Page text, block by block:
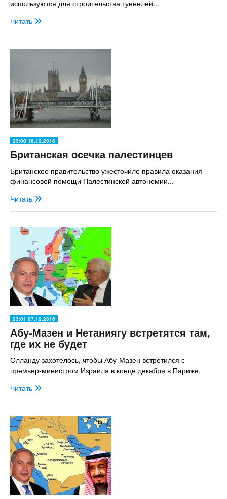
используются для строительства туннелей...
Читать
23:00 16.12.2016
Британская осечка палестинцев
Британское правительство ужесточило правила оказания
финансовой помощи Палестинской автономии...
Читать
23:01 07.12.2016
Абу-Мазен и Нетаниягу встретятся там,
где их не будет
Олланду захотелось, чтобы Абу-Мазен встретился с
премьер-министром Израиля в конце декабря в Париже.
Читать